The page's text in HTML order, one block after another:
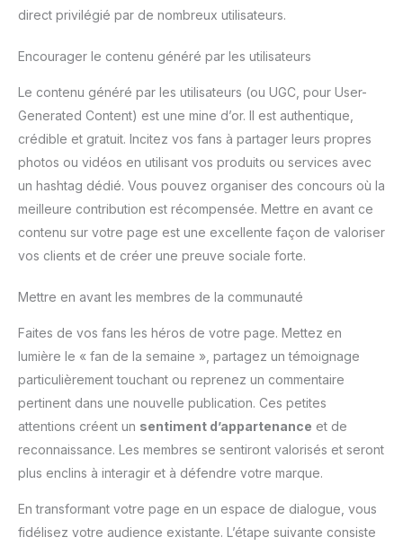
direct privilégié par de nombreux utilisateurs.
Encourager le contenu généré par les utilisateurs
Le contenu généré par les utilisateurs (ou UGC, pour User-
Generated Content) est une mine d’or. Il est authentique,
crédible et gratuit. Incitez vos fans à partager leurs propres
photos ou vidéos en utilisant vos produits ou services avec
un hashtag dédié. Vous pouvez organiser des concours où la
meilleure contribution est récompensée. Mettre en avant ce
contenu sur votre page est une excellente façon de valoriser
vos clients et de créer une preuve sociale forte.
Mettre en avant les membres de la communauté
Faites de vos fans les héros de votre page. Mettez en
lumière le « fan de la semaine », partagez un témoignage
particulièrement touchant ou reprenez un commentaire
pertinent dans une nouvelle publication. Ces petites
attentions créent un sentiment d’appartenance et de
reconnaissance. Les membres se sentiront valorisés et seront
plus enclins à interagir et à défendre votre marque.
En transformant votre page en un espace de dialogue, vous
fidélisez votre audience existante. L’étape suivante consiste